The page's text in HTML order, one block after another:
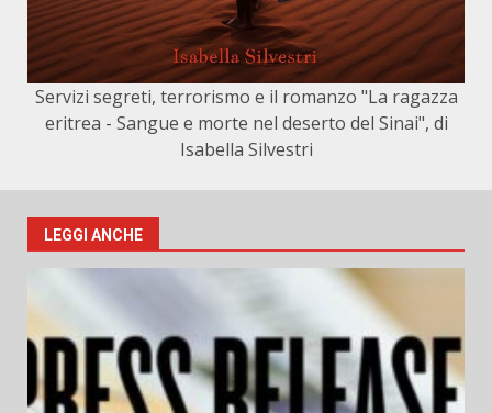
Servizi segreti, terrorismo e il romanzo "La ragazza
eritrea - Sangue e morte nel deserto del Sinai", di
Isabella Silvestri
LEGGI ANCHE